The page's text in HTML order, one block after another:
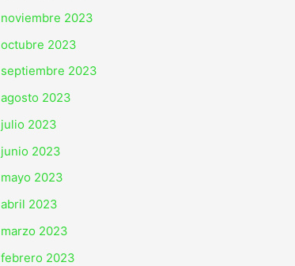
noviembre 2023
octubre 2023
septiembre 2023
agosto 2023
julio 2023
junio 2023
mayo 2023
abril 2023
marzo 2023
febrero 2023